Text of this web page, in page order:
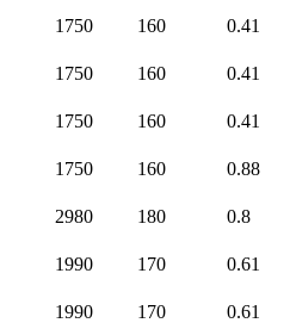
1750 160
0.41
1750 160
0.41
1750 160
0.41
1750 160
0.88
2980 180
0.8
1990 170
0.61
1990 170
0.61